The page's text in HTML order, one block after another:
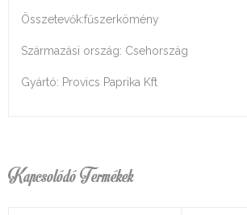
Összetevők:fűszerkömény
Származási ország: Csehország
Gyártó: Provics Paprika Kft
Kapcsolódó Termékek